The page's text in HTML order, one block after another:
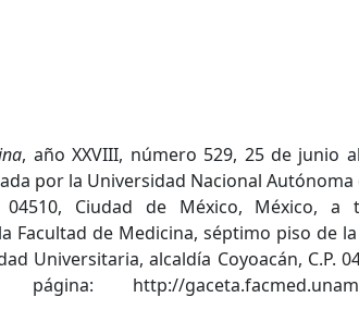
, año XXVIII, número 529, 25 de junio
por la Universidad Nacional
04510, Ciudad de México, México,
Facultad de Medicina, séptimo piso de
Universitaria, alcaldía Coyoacán, C.P.
página: http://